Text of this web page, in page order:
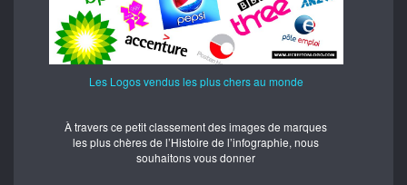
Les Logos vendus les plus chers au monde
À travers ce petit classement des images de marques
les plus chères de l’Histoire de l’infographie, nous
souhaitons vous donner